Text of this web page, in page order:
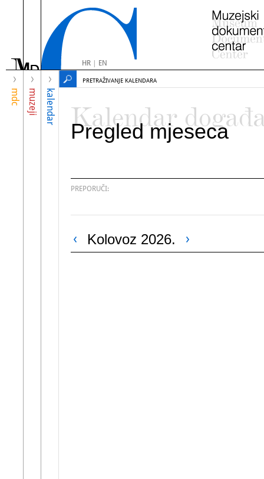
HR| EN
mdc muzeji kalendar
PRETRAŽIVANJE KALENDARA
Kalendar
Pregled mjeseca
PREPORUČI:
Kolovoz 2026.